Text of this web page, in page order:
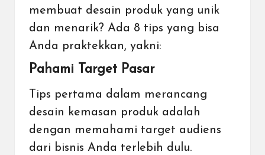
membuat desain produk yang unik
dan menarik? Ada 8 tips yang bisa
Anda praktekkan, yakni:
Pahami Target Pasar
Tips pertama dalam merancang
desain kemasan produk adalah
dengan memahami target audiens
dari bisnis Anda terlebih dulu.